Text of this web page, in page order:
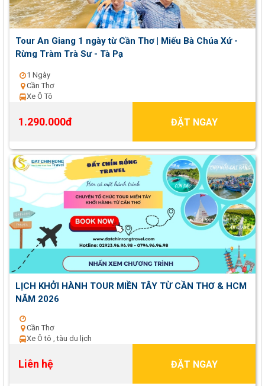
Tour An Giang 1 ngày từ Cần Thơ | Miếu Bà Chúa Xứ -
Rừng Tràm Trà Sư - Tà Pạ
1 Ngày
Cần Thơ
Xe Ô Tô
1.290.000đ ĐẶT NGAY
LỊCH KHỞI HÀNH TOUR MIỀN TÂY TỪ CẦN THƠ & HCM
NĂM 2026
Cần Thơ
Xe Ô tô , tàu du lịch
Liên hệ ĐẶT NGAY